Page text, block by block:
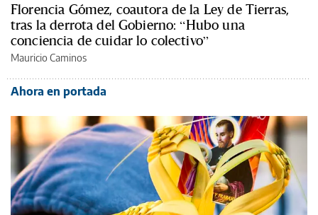
Florencia Gómez, coautora de la Ley de Tierras,
tras la derrota del Gobierno: “Hubo una
conciencia de cuidar lo colectivo”
Mauricio Caminos
Ahora en portada